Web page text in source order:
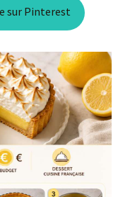
sur Pinterest